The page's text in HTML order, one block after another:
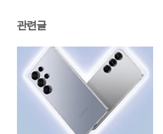
관련글